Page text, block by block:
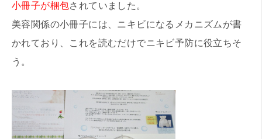
小冊子が梱包されていました。
美容関係の小冊子には、ニキビになるメカニズムが書
かれており、これを読むだけでニキビ予防に役立ちそ
う。